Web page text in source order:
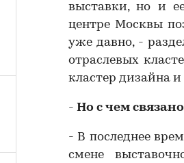
выставки, но и
центре Москвы
уже давно, -
отраслевых
кластер дизайна и
- Но с чем
- В последнее
смене